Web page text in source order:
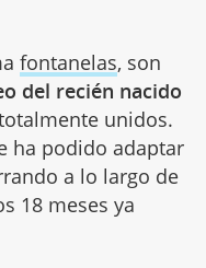
fontanelas, son
del recién nacido
unidos.
ha podido adaptar
a lo largo de
18 meses ya